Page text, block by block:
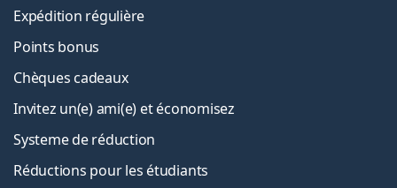
Expédition régulière
Points bonus
Chèques cadeaux
Invitez un(e) ami(e) et économisez
Systeme de réduction
Réductions pour les étudiants